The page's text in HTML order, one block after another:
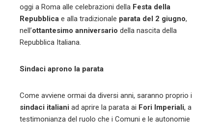
oggi a Roma alle celebrazioni della Festa della
Repubblica e alla tradizionale parata del 2 giugno,
nell’ottantesimo anniversario della nascita della
Repubblica Italiana.
Sindaci aprono la parata
Come avviene ormai da diversi anni, saranno proprio i
sindaci italiani ad aprire la parata ai Fori Imperiali, a
testimonianza del ruolo che i Comuni e le autonomie